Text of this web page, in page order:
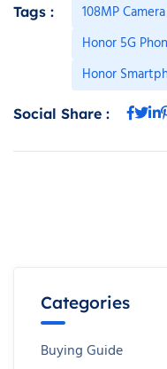
Tags : 108MP
Honor 5G
Honor
Social Share :
Categories
Buying Guide